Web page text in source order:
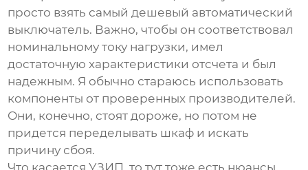
просто взять самый дешевый автоматический
выключатель. Важно, чтобы он соответствовал
номинальному току нагрузки, имел
достаточную характеристики отсчета и был
надежным. Я обычно стараюсь использовать
компоненты от проверенных производителей.
Они, конечно, стоят дороже, но потом не
придется переделывать шкаф и искать
причину сбоя.